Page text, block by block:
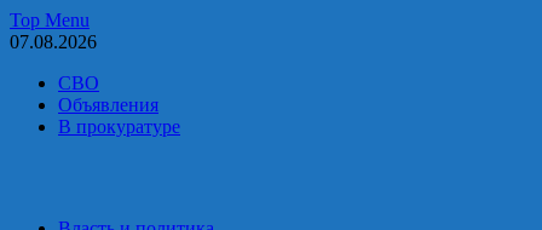
Skip
to
Top Menu
07.08.2026
СВО
Объявления
В прокуратуре